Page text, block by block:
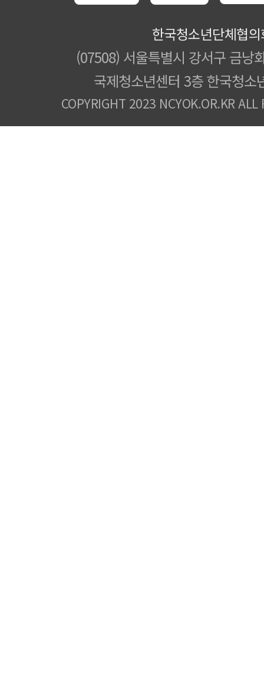
한국청소년단체협
(07508) 서울특별시 강서구 금낭
국제청소년센터 3층 한국청소
COPYRIGHT 2023 NCYOK.OR.KR ALL